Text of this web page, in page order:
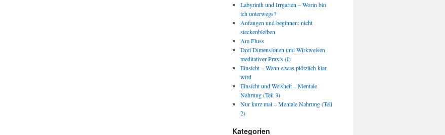
Labyrinth und Irrgarten – Worin bin
ich unterwegs?
Anfangen und beginnen: nicht
steckenbleiben
Am Fluss
Drei Dimensionen und Wirkweisen
meditativer Praxis (I)
Einsicht – Wenn etwas plötzlich klar
wird
Einsicht und Weisheit – Mentale
Nahrung (Teil 3)
Nur kurz mal – Mentale Nahrung (Teil
2)
Kategorien